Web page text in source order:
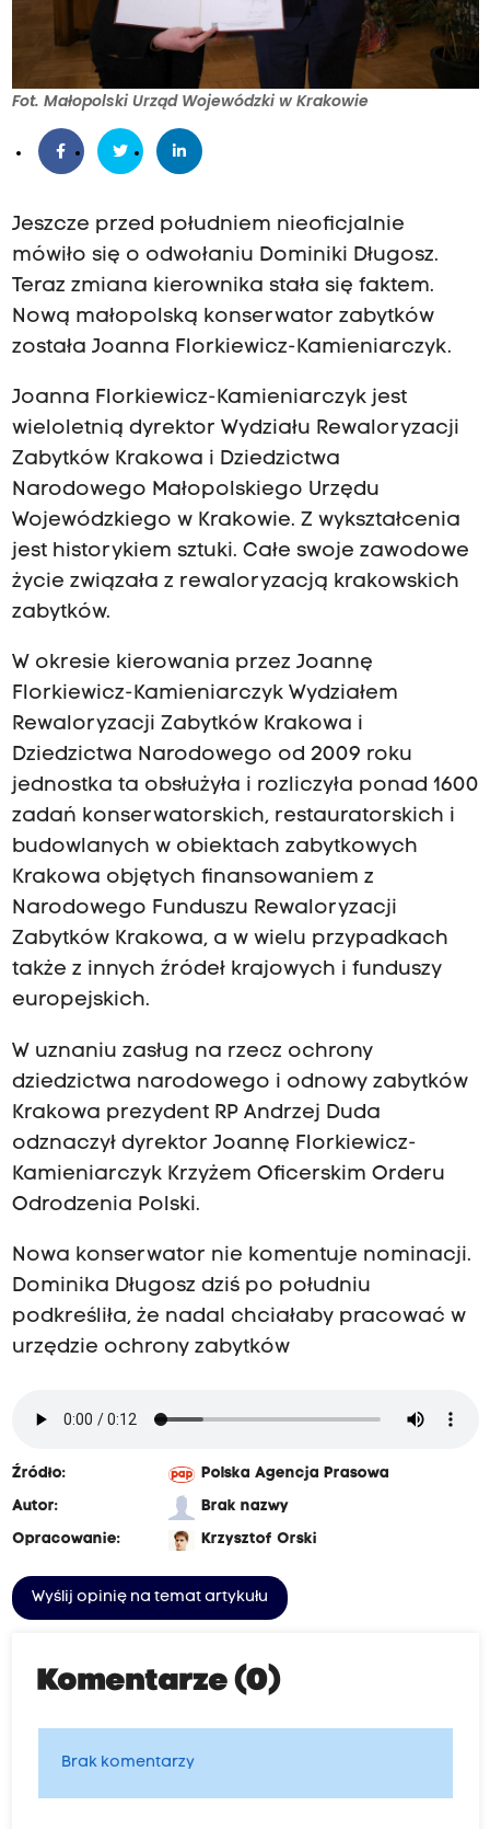
Fot. Małopolski Urząd Wojewódzki w Krakowie
Jeszcze przed południem nieoficjalnie
mówiło się o odwołaniu Dominiki Długosz.
Teraz zmiana kierownika stała się faktem.
Nową małopolską konserwator zabytków
została Joanna Florkiewicz-Kamieniarczyk.
Joanna Florkiewicz-Kamieniarczyk jest
wieloletnią dyrektor Wydziału Rewaloryzacji
Zabytków Krakowa i Dziedzictwa
Narodowego Małopolskiego Urzędu
Wojewódzkiego w Krakowie. Z wykształcenia
jest historykiem sztuki. Całe swoje zawodowe
życie związała z rewaloryzacją krakowskich
zabytków.
W okresie kierowania przez Joannę
Florkiewicz-Kamieniarczyk Wydziałem
Rewaloryzacji Zabytków Krakowa i
Dziedzictwa Narodowego od 2009 roku
jednostka ta obsłużyła i rozliczyła ponad 1600
zadań konserwatorskich, restauratorskich i
budowlanych w obiektach zabytkowych
Krakowa objętych finansowaniem z
Narodowego Funduszu Rewaloryzacji
Zabytków Krakowa, a w wielu przypadkach
także z innych źródeł krajowych i funduszy
europejskich.
W uznaniu zasług na rzecz ochrony
dziedzictwa narodowego i odnowy zabytków
Krakowa prezydent RP Andrzej Duda
odznaczył dyrektor Joannę Florkiewicz-
Kamieniarczyk Krzyżem Oficerskim Orderu
Odrodzenia Polski.
Nowa konserwator nie komentuje nominacji.
Dominika Długosz dziś po południu
podkreśliła, że nadal chciałaby pracować w
urzędzie ochrony zabytków
Źródło:
Polska Agencja Prasowa
Autor:
Brak nazwy
Opracowanie:
Krzysztof Orski
Wyślij opinię na temat artykułu
Komentarze (0)
Brak komentarzy